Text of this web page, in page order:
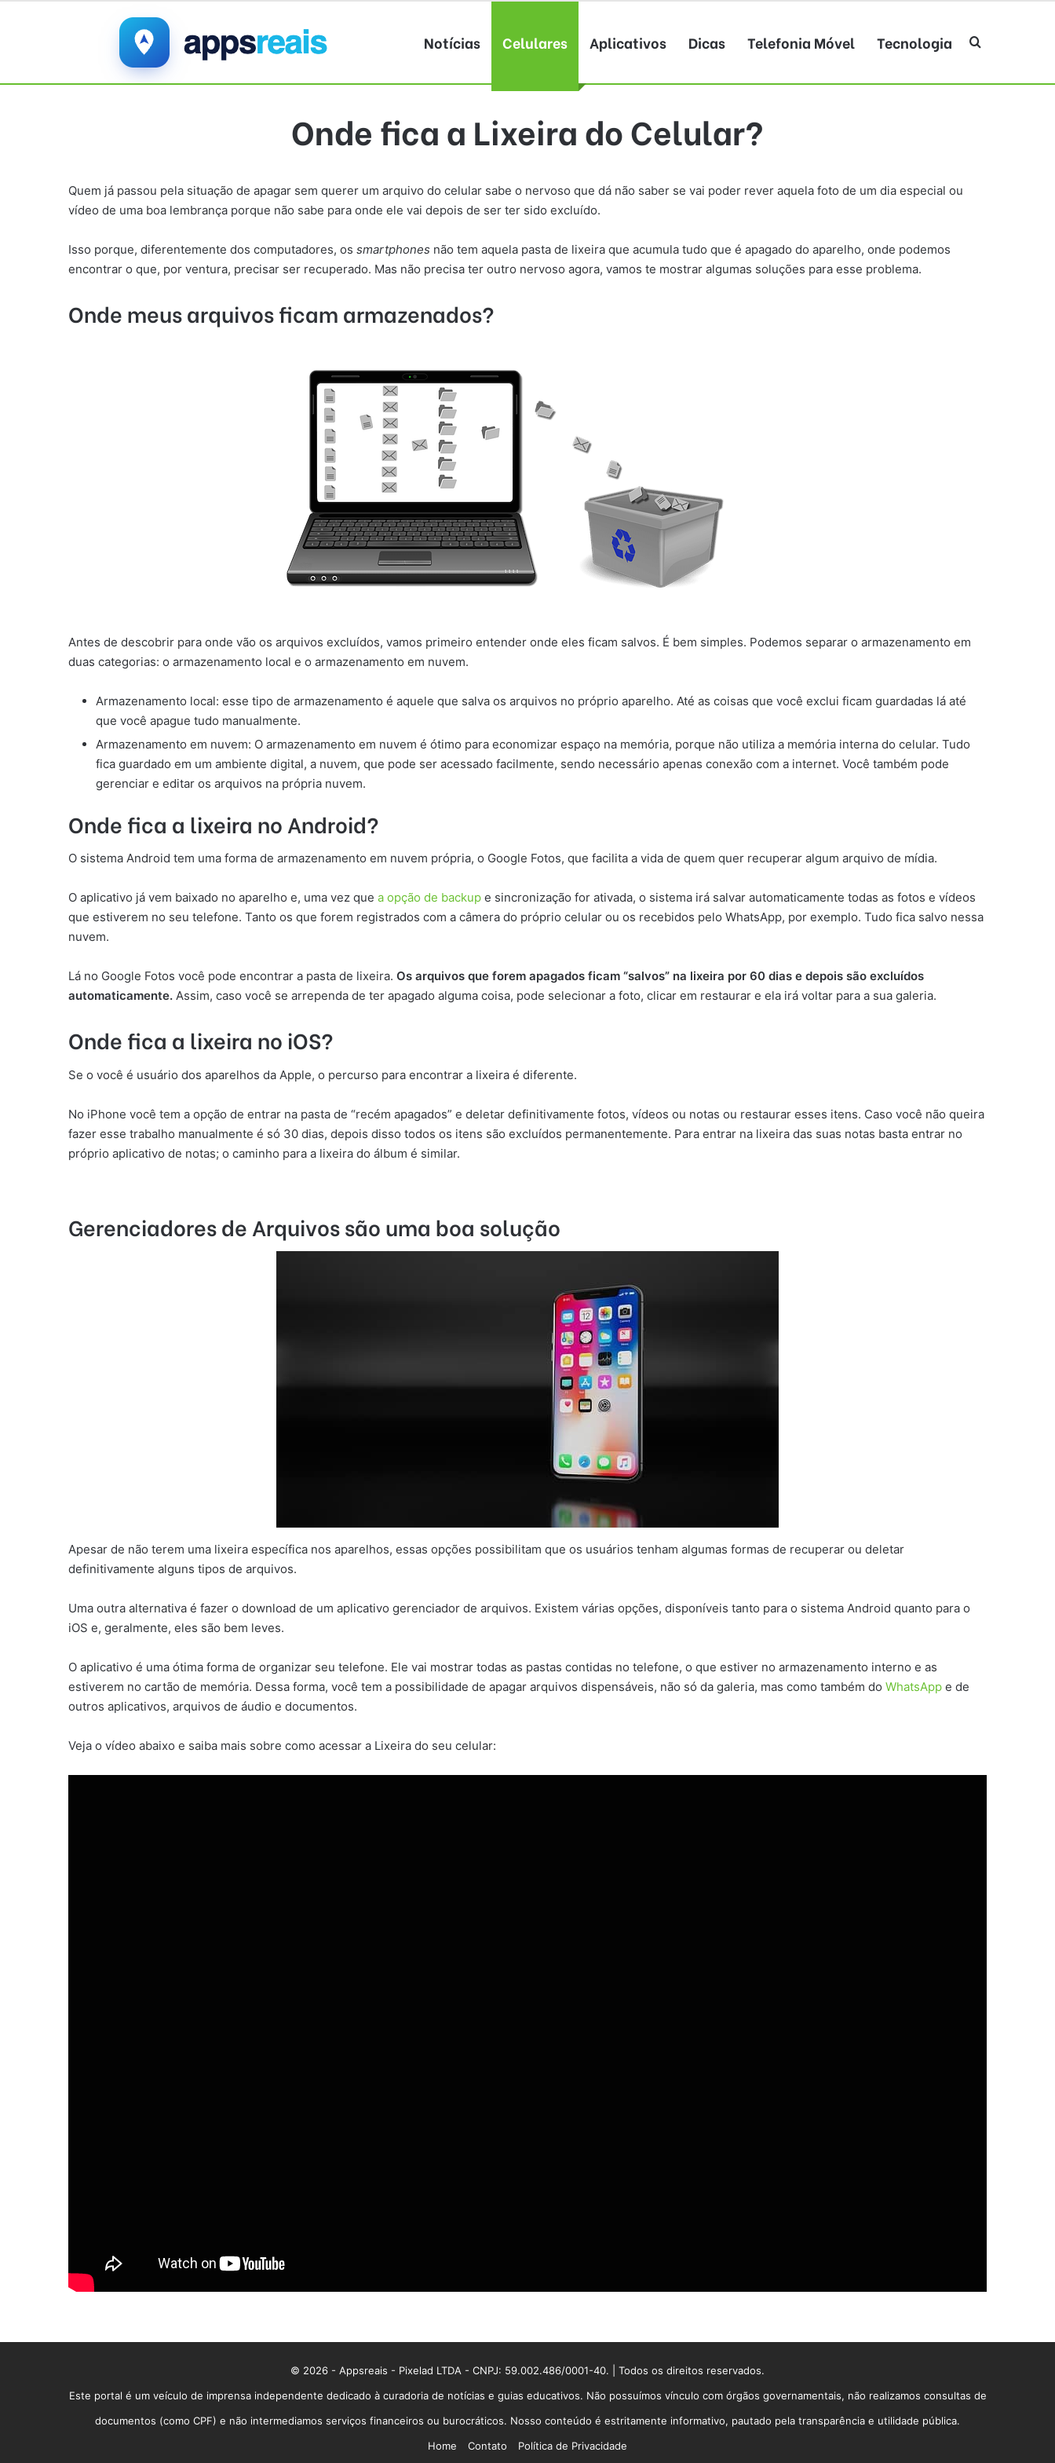
Notícias Celulares Aplicativos Dicas Telefonia Móvel Tecnologia Procurar por
Onde fica a Lixeira do Celular?
Quem já passou pela situação de apagar sem querer um arquivo do celular sabe o nervoso que dá não saber se vai poder rever aquela foto de um dia especial ou
vídeo de uma boa lembrança porque não sabe para onde ele vai depois de ser ter sido excluído.
Isso porque, diferentemente dos computadores, os smartphones não tem aquela pasta de lixeira que acumula tudo que é apagado do aparelho, onde podemos
encontrar o que, por ventura, precisar ser recuperado. Mas não precisa ter outro nervoso agora, vamos te mostrar algumas soluções para esse problema.
Onde meus arquivos ficam armazenados?
Antes de descobrir para onde vão os arquivos excluídos, vamos primeiro entender onde eles ficam salvos. É bem simples. Podemos separar o armazenamento em
duas categorias: o armazenamento local e o armazenamento em nuvem.
Armazenamento local: esse tipo de armazenamento é aquele que salva os arquivos no próprio aparelho. Até as coisas que você exclui ficam guardadas lá até
que você apague tudo manualmente.
Armazenamento em nuvem: O armazenamento em nuvem é ótimo para economizar espaço na memória, porque não utiliza a memória interna do celular. Tudo
fica guardado em um ambiente digital, a nuvem, que pode ser acessado facilmente, sendo necessário apenas conexão com a internet. Você também pode
gerenciar e editar os arquivos na própria nuvem.
Onde fica a lixeira no Android?
O sistema Android tem uma forma de armazenamento em nuvem própria, o Google Fotos, que facilita a vida de quem quer recuperar algum arquivo de mídia.
O aplicativo já vem baixado no aparelho e, uma vez que a opção de backup e sincronização for ativada, o sistema irá salvar automaticamente todas as fotos e vídeos
que estiverem no seu telefone. Tanto os que forem registrados com a câmera do próprio celular ou os recebidos pelo WhatsApp, por exemplo. Tudo fica salvo nessa
nuvem.
Lá no Google Fotos você pode encontrar a pasta de lixeira. Os arquivos que forem apagados ficam “salvos” na lixeira por 60 dias e depois são excluídos
automaticamente. Assim, caso você se arrependa de ter apagado alguma coisa, pode selecionar a foto, clicar em restaurar e ela irá voltar para a sua galeria.
Onde fica a lixeira no iOS?
Se o você é usuário dos aparelhos da Apple, o percurso para encontrar a lixeira é diferente.
No iPhone você tem a opção de entrar na pasta de “recém apagados” e deletar definitivamente fotos, vídeos ou notas ou restaurar esses itens. Caso você não queira
fazer esse trabalho manualmente é só 30 dias, depois disso todos os itens são excluídos permanentemente. Para entrar na lixeira das suas notas basta entrar no
próprio aplicativo de notas; o caminho para a lixeira do álbum é similar.
Gerenciadores de Arquivos são uma boa solução
Apesar de não terem uma lixeira específica nos aparelhos, essas opções possibilitam que os usuários tenham algumas formas de recuperar ou deletar
definitivamente alguns tipos de arquivos.
Uma outra alternativa é fazer o download de um aplicativo gerenciador de arquivos. Existem várias opções, disponíveis tanto para o sistema Android quanto para o
iOS e, geralmente, eles são bem leves.
O aplicativo é uma ótima forma de organizar seu telefone. Ele vai mostrar todas as pastas contidas no telefone, o que estiver no armazenamento interno e as
estiverem no cartão de memória. Dessa forma, você tem a possibilidade de apagar arquivos dispensáveis, não só da galeria, mas como também do WhatsApp e de
outros aplicativos, arquivos de áudio e documentos.
Veja o vídeo abaixo e saiba mais sobre como acessar a Lixeira do seu celular:
© 2026 - Appsreais - Pixelad LTDA - CNPJ: 59.002.486/0001-40. | Todos os direitos reservados.
Este portal é um veículo de imprensa independente dedicado à curadoria de notícias e guias educativos. Não possuímos vínculo com órgãos governamentais, não realizamos consultas de
documentos (como CPF) e não intermediamos serviços financeiros ou burocráticos. Nosso conteúdo é estritamente informativo, pautado pela transparência e utilidade pública.
Home
Contato Política de Privacidade